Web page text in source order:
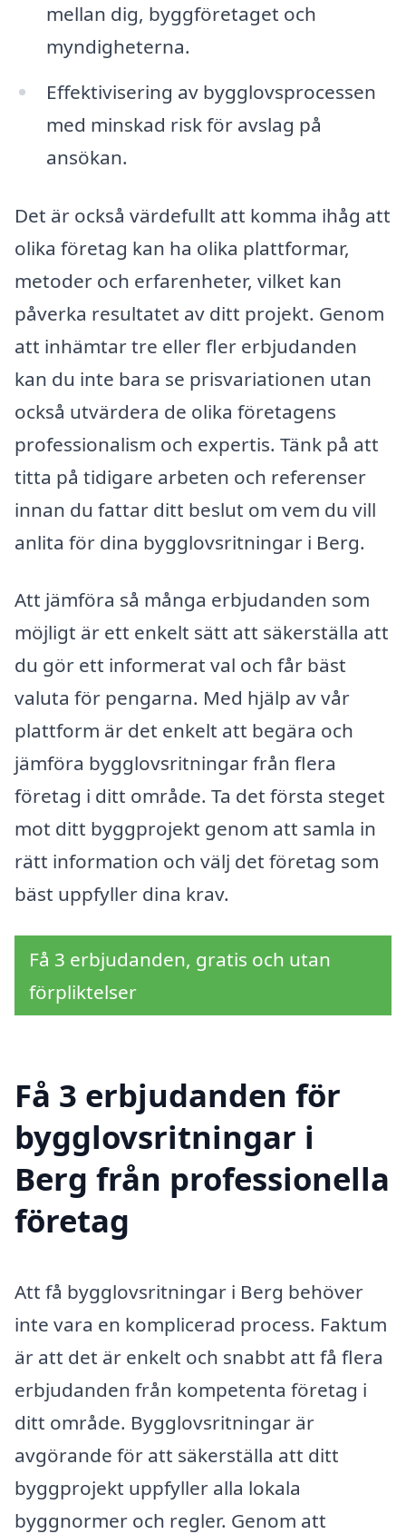
mellan dig, byggföretaget och
myndigheterna.
Effektivisering av bygglovsprocessen
med minskad risk för avslag på
ansökan.
Det är också värdefullt att komma ihåg att
olika företag kan ha olika plattformar,
metoder och erfarenheter, vilket kan
påverka resultatet av ditt projekt. Genom
att inhämtar tre eller fler erbjudanden
kan du inte bara se prisvariationen utan
också utvärdera de olika företagens
professionalism och expertis. Tänk på att
titta på tidigare arbeten och referenser
innan du fattar ditt beslut om vem du vill
anlita för dina bygglovsritningar i Berg.
Att jämföra så många erbjudanden som
möjligt är ett enkelt sätt att säkerställa att
du gör ett informerat val och får bäst
valuta för pengarna. Med hjälp av vår
plattform är det enkelt att begära och
jämföra bygglovsritningar från flera
företag i ditt område. Ta det första steget
mot ditt byggprojekt genom att samla in
rätt information och välj det företag som
bäst uppfyller dina krav.
Få 3 erbjudanden, gratis och utan
förpliktelser
Få 3 erbjudanden för
bygglovsritningar i
Berg från professionella
företag
Att få bygglovsritningar i Berg behöver
inte vara en komplicerad process. Faktum
är att det är enkelt och snabbt att få flera
erbjudanden från kompetenta företag i
ditt område. Bygglovsritningar är
avgörande för att säkerställa att ditt
byggprojekt uppfyller alla lokala
byggnormer och regler. Genom att